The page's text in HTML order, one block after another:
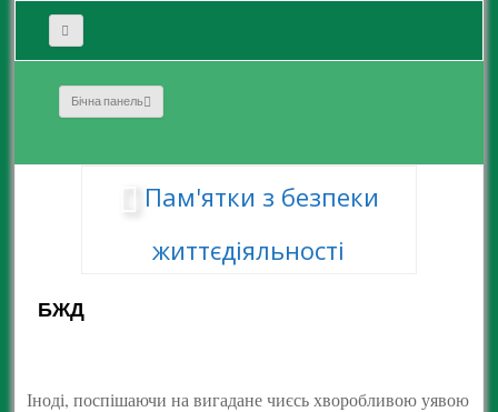
Бічна панель
Пам'ятки з безпеки
життєдіяльності
БЖД
Іноді, поспішаючи на вигадане чиєсь хворобливою уявою